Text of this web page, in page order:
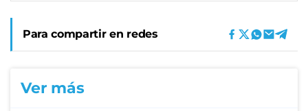
Para compartir en redes
Ver más